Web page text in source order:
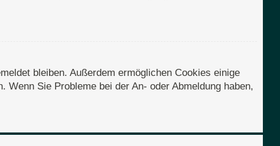
bleiben. Außerdem ermöglichen Cookies einige
Sie Probleme bei der An- oder Abmeldung haben,